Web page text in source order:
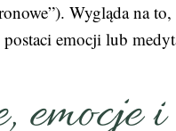
Wygląda na
emocji lub
emocje